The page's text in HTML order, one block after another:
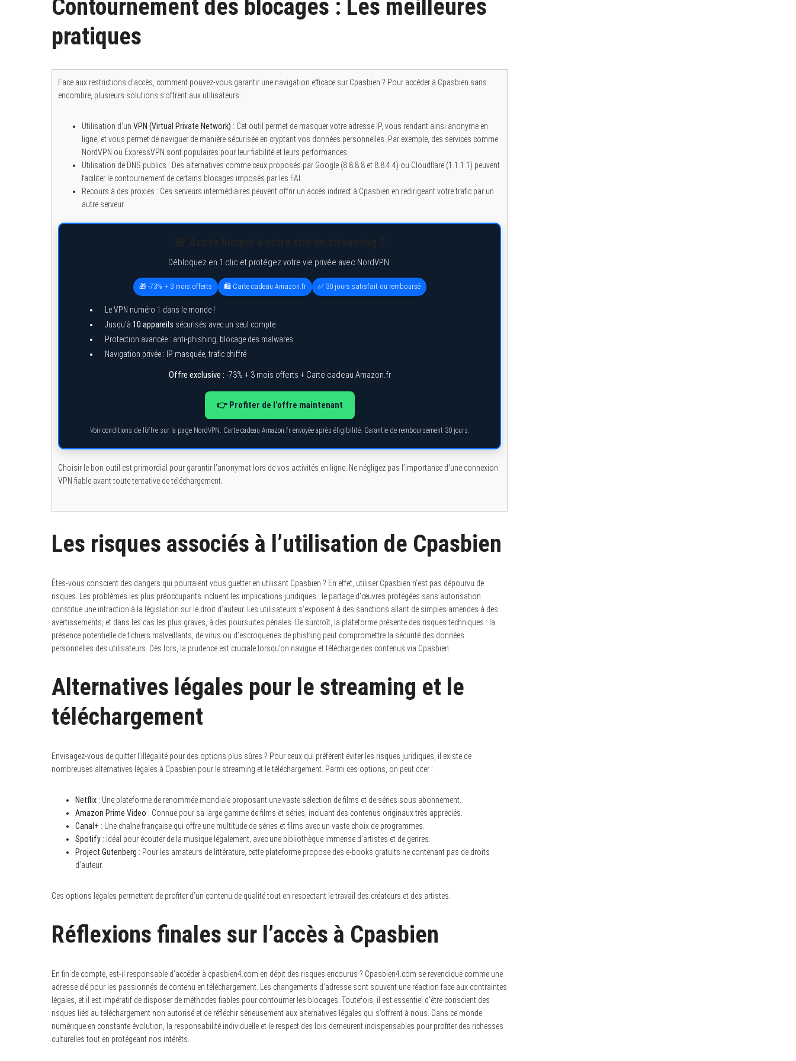
Contournement des blocages : Les meilleures
pratiques
Face aux restrictions d’accès, comment pouvez-vous garantir une navigation efficace sur Cpasbien ? Pour accéder à Cpasbien sans
encombre, plusieurs solutions s’offrent aux utilisateurs :
Utilisation d’un VPN (Virtual Private Network) : Cet outil permet de masquer votre adresse IP, vous rendant ainsi anonyme en
ligne, et vous permet de naviguer de manière sécurisée en cryptant vos données personnelles. Par exemple, des services comme
NordVPN ou ExpressVPN sont populaires pour leur fiabilité et leurs performances.
Utilisation de DNS publics : Des alternatives comme ceux proposés par Google (8.8.8.8 et 8.8.4.4) ou Cloudflare (1.1.1.1) peuvent
faciliter le contournement de certains blocages imposés par les FAI.
Recours à des proxies : Ces serveurs intermédiaires peuvent offrir un accès indirect à Cpasbien en redirigeant votre trafic par un
autre serveur.
Débloquez en 1 clic et protégez votre vie privée avec NordVPN.
🎁 -73% + 3 mois offerts 🛍️ Carte cadeau Amazon.fr ✅ 30 jours satisfait ou remboursé
Le VPN numéro 1 dans le monde !
Jusqu’à 10 appareils sécurisés avec un seul compte
Protection avancée : anti-phishing, blocage des malwares
Navigation privée : IP masquée, trafic chiffré
Offre exclusive : -73% + 3 mois offerts + Carte cadeau Amazon.fr
👉 Profiter de l’offre maintenant
Voir conditions de l’offre sur la page NordVPN. Carte cadeau Amazon.fr envoyée après éligibilité. Garantie de remboursement 30 jours.
Choisir le bon outil est primordial pour garantir l’anonymat lors de vos activités en ligne. Ne négligez pas l’importance d’une connexion
VPN fiable avant toute tentative de téléchargement.
Les risques associés à l’utilisation de Cpasbien
Êtes-vous conscient des dangers qui pourraient vous guetter en utilisant Cpasbien ? En effet, utiliser Cpasbien n’est pas dépourvu de
risques. Les problèmes les plus préoccupants incluent les implications juridiques : le partage d’œuvres protégées sans autorisation
constitue une infraction à la législation sur le droit d’auteur. Les utilisateurs s’exposent à des sanctions allant de simples amendes à des
avertissements, et dans les cas les plus graves, à des poursuites pénales. De surcroît, la plateforme présente des risques techniques : la
présence potentielle de fichiers malveillants, de virus ou d’escroqueries de phishing peut compromettre la sécurité des données
personnelles des utilisateurs. Dès lors, la prudence est cruciale lorsqu’on navigue et télécharge des contenus via Cpasbien.
Alternatives légales pour le streaming et le
téléchargement
Envisagez-vous de quitter l’illégalité pour des options plus sûres ? Pour ceux qui préfèrent éviter les risques juridiques, il existe de
nombreuses alternatives légales à Cpasbien pour le streaming et le téléchargement. Parmi ces options, on peut citer :
Netflix : Une plateforme de renommée mondiale proposant une vaste sélection de films et de séries sous abonnement.
Amazon Prime Video : Connue pour sa large gamme de films et séries, incluant des contenus originaux très appréciés.
Canal+ : Une chaîne française qui offre une multitude de séries et films avec un vaste choix de programmes.
Spotify : Idéal pour écouter de la musique légalement, avec une bibliothèque immense d’artistes et de genres.
Project Gutenberg : Pour les amateurs de littérature, cette plateforme propose des e-books gratuits ne contenant pas de droits
d’auteur.
Ces options légales permettent de profiter d’un contenu de qualité tout en respectant le travail des créateurs et des artistes.
Réflexions finales sur l’accès à Cpasbien
En fin de compte, est-il responsable d’accéder à cpasbien4.com en dépit des risques encourus ? Cpasbien4.com se revendique comme une
adresse clé pour les passionnés de contenu en téléchargement. Les changements d’adresse sont souvent une réaction face aux contraintes
légales, et il est impératif de disposer de méthodes fiables pour contourner les blocages. Toutefois, il est essentiel d’être conscient des
risques liés au téléchargement non autorisé et de réfléchir sérieusement aux alternatives légales qui s’offrent à nous. Dans ce monde
numérique en constante évolution, la responsabilité individuelle et le respect des lois demeurent indispensables pour profiter des richesses
culturelles tout en protégeant nos intérêts.
S
h
f
: